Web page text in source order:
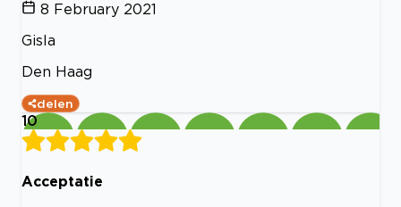
8 February 2021
Gisla
Den Haag
delen
10
Acceptatie